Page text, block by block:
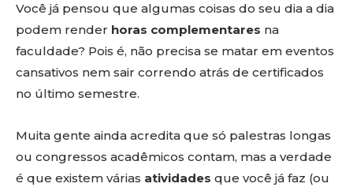
Você já pensou que algumas coisas do seu dia a dia
podem render horas complementares na
faculdade? Pois é, não precisa se matar em eventos
cansativos nem sair correndo atrás de certificados
no último semestre.
Muita gente ainda acredita que só palestras longas
ou congressos acadêmicos contam, mas a verdade
é que existem várias atividades que você já faz (ou